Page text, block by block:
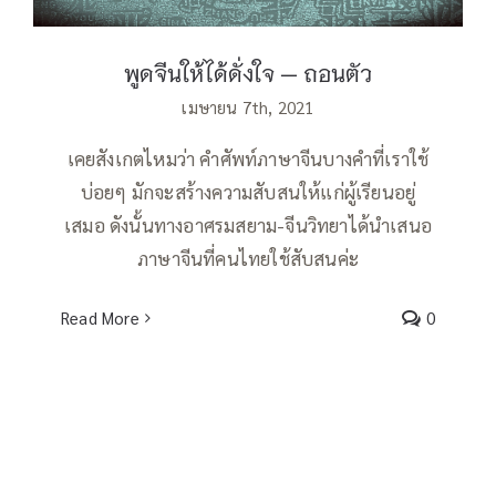
พูดจีนให้ได้ดั่งใจ — ถอนตัว
เมษายน 7th, 2021
เคยสังเกตไหมว่า คำศัพท์ภาษาจีนบางคำที่เราใช้
บ่อยๆ มักจะสร้างความสับสนให้แก่ผู้เรียนอยู่
เสมอ ดังนั้นทางอาศรมสยาม-จีนวิทยาได้นำเสนอ
ภาษาจีนที่คนไทยใช้สับสนค่ะ
Read More 0